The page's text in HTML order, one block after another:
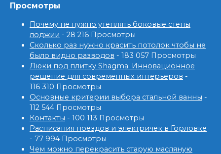
Просмотры
Почему не нужно утеплять боковые стены
лоджии - 28 216 Просмотры
Сколько раз нужно красить потолок чтобы не
было видно разводов - 183 057 Просмотры
Люки под плитку Shagma: Инновационное
решение для современных интерьеров -
116 310 Просмотры
Основные критерии выбора стальной ванны -
112 544 Просмотры
Контакты - 100 113 Просмотры
Расписания поездов и электричек в Горловке
- 77 994 Просмотры
Чем можно перекрасить старую масляную